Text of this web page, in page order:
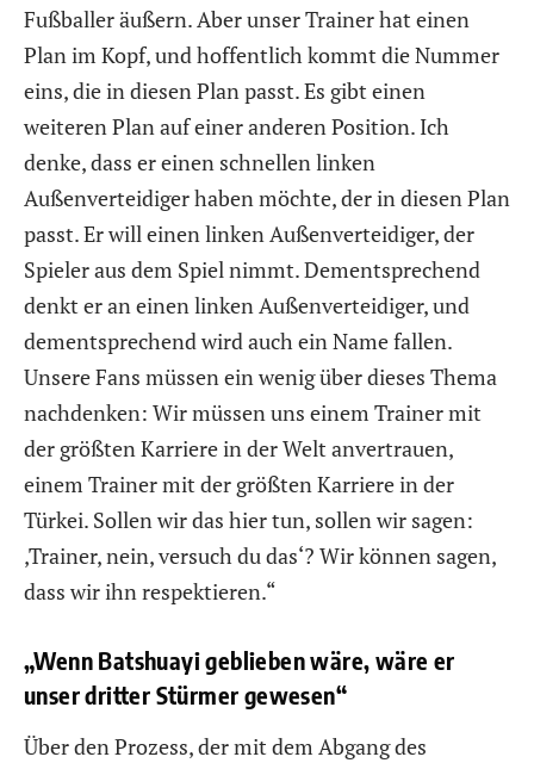
Fußballer äußern. Aber unser Trainer hat einen
Plan im Kopf, und hoffentlich kommt die Nummer
eins, die in diesen Plan passt. Es gibt einen
weiteren Plan auf einer anderen Position. Ich
denke, dass er einen schnellen linken
Außenverteidiger haben möchte, der in diesen Plan
passt. Er will einen linken Außenverteidiger, der
Spieler aus dem Spiel nimmt. Dementsprechend
denkt er an einen linken Außenverteidiger, und
dementsprechend wird auch ein Name fallen.
Unsere Fans müssen ein wenig über dieses Thema
nachdenken: Wir müssen uns einem Trainer mit
der größten Karriere in der Welt anvertrauen,
einem Trainer mit der größten Karriere in der
Türkei. Sollen wir das hier tun, sollen wir sagen:
‚Trainer, nein, versuch du das‘? Wir können sagen,
dass wir ihn respektieren.“
„Wenn Batshuayi geblieben wäre, wäre er
unser dritter Stürmer gewesen“
Über den Prozess, der mit dem Abgang des